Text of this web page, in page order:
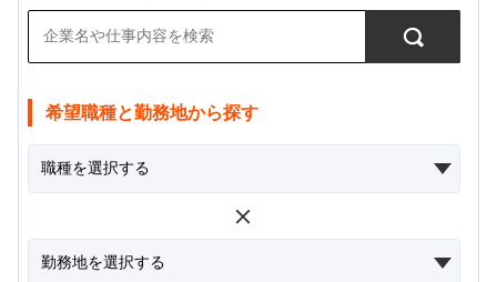
希望職種と勤務地から探す